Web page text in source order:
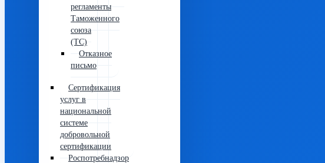
регламенты
Таможенного
союза
(ТС)
Отказное
письмо
Сертификация
услуг в
национальной
системе
добровольной
сертификации
Роспотребнадзор